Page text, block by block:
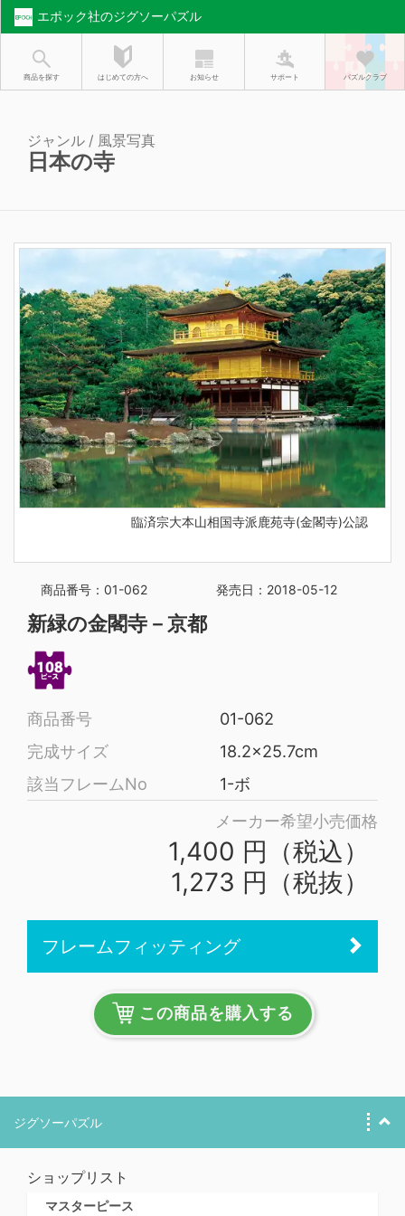
エポック社のジグソーパズル
商品を探す はじめての方へ お知らせ サポート パズルクラブ
ジャンル / 風景写真
日本の寺
臨済宗大本山相国寺派鹿苑寺(金閣寺)公認
商品番号：01-062 発売日：2018-05-12
新緑の金閣寺－京都
商品番号
01-062
完成サイズ
18.2x25.7cm
該当フレームNo
1-ボ
メーカー希望小売価格
1,400 円（税込）
1,273 円（税抜）
フレームフィッティング
この商品を購入する
ジグソーパズル
ショップリスト
マスターピース